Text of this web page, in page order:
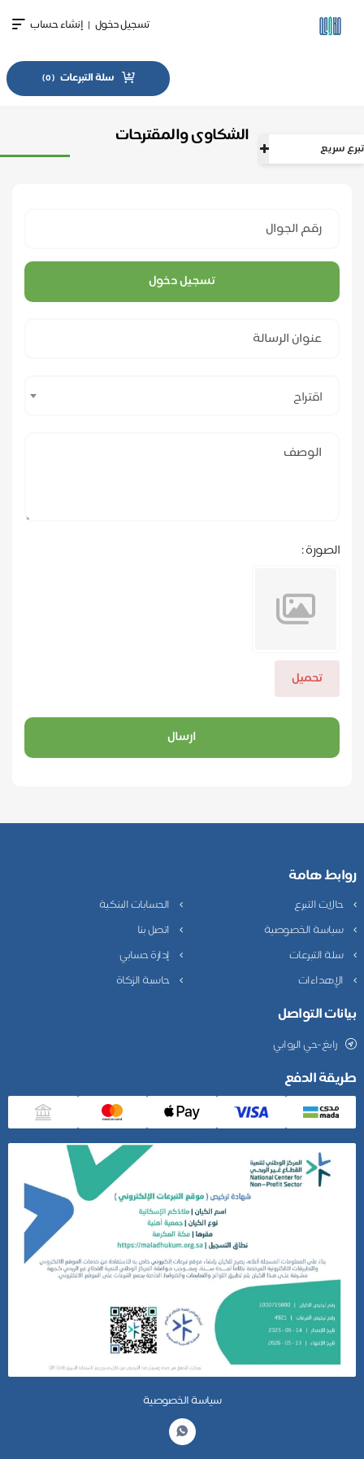
تسجيل دخول | إنشاء حساب
سلة التبرعات (
0
)
الشكاوى والمقترحات
تسجيل دخول
اقتراح
الصورة :
تحميل
ارسال
هامة
التبرع
الحسابات البنكية
الخصوصية
اتصل بنا
التبرعات
إدارة حسابي
حاسبة الزكاة
التواصل
رابغ-حي الروابي
الدفع
سياسة الخصوصية